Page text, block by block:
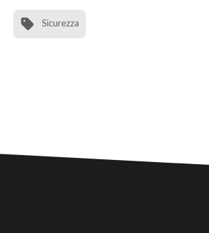
Sicurezza